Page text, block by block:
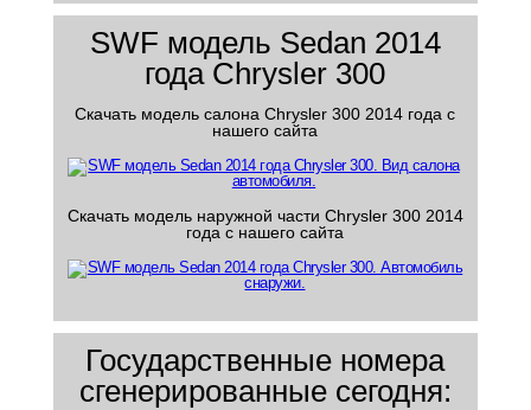
SWF модель Sedan 2014
года Chrysler 300
Скачать модель салона Chrysler 300 2014 года с
нашего сайта
Скачать модель наружной части Chrysler 300 2014
года с нашего сайта
Государственные номера
сгенерированные сегодня: